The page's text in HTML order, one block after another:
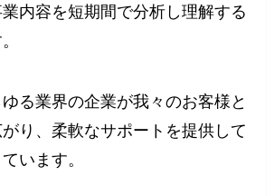
内容を短期間で分析し理解する
る業界の企業が我々のお客様と
り、柔軟なサポートを提供して
います。